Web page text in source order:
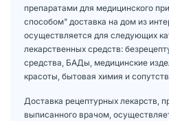
препаратами для медицинского
способом" доставка на дом из
осуществляется для следующих
лекарственных средств:
средства, БАДы, медицинские
красоты, бытовая химия и
Доставка рецептурных лекарств,
выписанного врачом,